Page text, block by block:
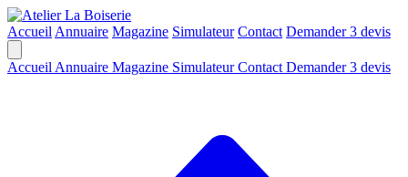
Accueil Annuaire Magazine Simulateur Contact Demander 3 devis
Accueil Annuaire Magazine SimulateurContact Demander 3 devis